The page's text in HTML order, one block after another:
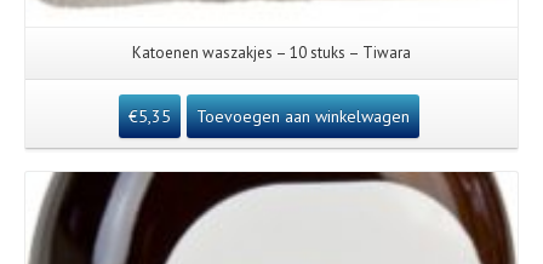
Katoenen waszakjes – 10 stuks – Tiwara
€5,35 Toevoegen aan winkelwagen